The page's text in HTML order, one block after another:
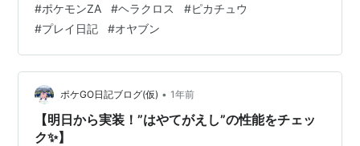
ateliernoumite.hatenablog.com さてさて今回はどんな素
敵な事が起こるのでしょうか？ それでは見ていきましょ
う('ω')ノ 目次 Pokémon LEGENDS Z-A プレイ日記6ペー
ジ目【ピカチュウとヘラクロスを交換するが・・・】 プ
レイ日…
#ポケモンZA #ヘラクロス #ピカチュウ
#プレイ日記 #オヤブン
ポケGO日記ブログ(仮) • 1年前
【明日から実装！”はやてがえし”の性能をチェッ
ク✨】